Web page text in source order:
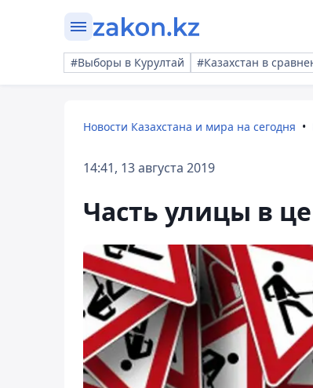
#Выборы в Курултай #Казахстан в
Новости Казахстана и мира на сегодня
14:41, 13 августа 2019
Часть улицы в